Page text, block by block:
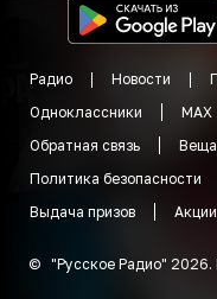
Радио Новости
Одноклассники
MAX
Обратная связь
Политика безопасности
Выдача призов
Акции
© "Русское Радио" 2026.